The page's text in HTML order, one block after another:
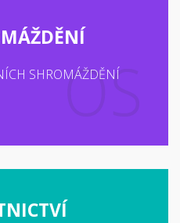
SHROMÁŽDĚNÍ